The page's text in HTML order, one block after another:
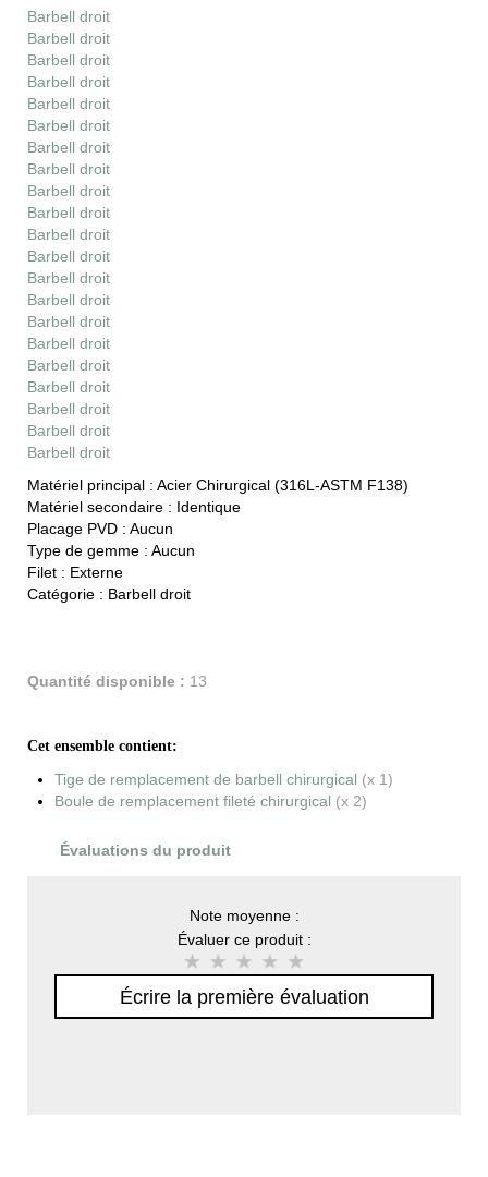
Barbell droit
Barbell droit
Barbell droit
Barbell droit
Barbell droit
Barbell droit
Barbell droit
Barbell droit
Barbell droit
Barbell droit
Barbell droit
Barbell droit
Barbell droit
Barbell droit
Barbell droit
Barbell droit
Barbell droit
Barbell droit
Barbell droit
Barbell droit
Barbell droit
Matériel principal : Acier Chirurgical (316L-ASTM F138)
Matériel secondaire : Identique
Placage PVD : Aucun
Type de gemme : Aucun
Filet : Externe
Catégorie : Barbell droit
Quantité disponible : 13
Cet ensemble contient:
Tige de remplacement de barbell chirurgical (x 1)
Boule de remplacement fileté chirurgical (x 2)
Évaluations du produit
Note moyenne :
Évaluer ce produit :
Écrire la première évaluation